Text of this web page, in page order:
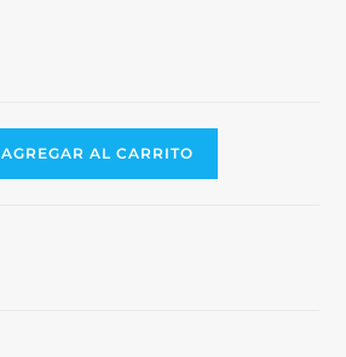
AGREGAR AL CARRITO